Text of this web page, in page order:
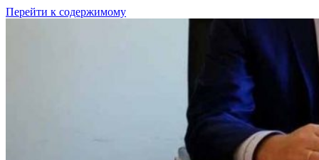
Перейти к содержимому